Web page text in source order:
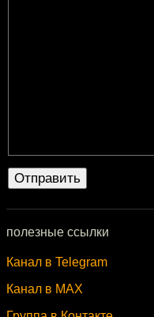
полезные ссылки
Канал в Telegram
Канал в MAX